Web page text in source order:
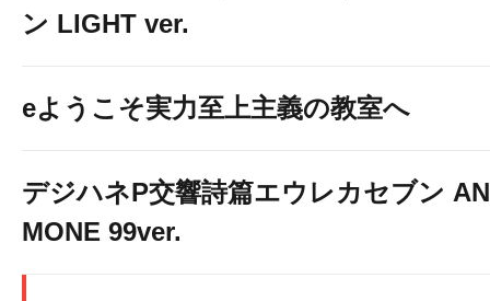
ン LIGHT ver.
eようこそ実力至上主義の教室へ
デジハネP交響詩篇エウレカセブン
MONE 99ver.